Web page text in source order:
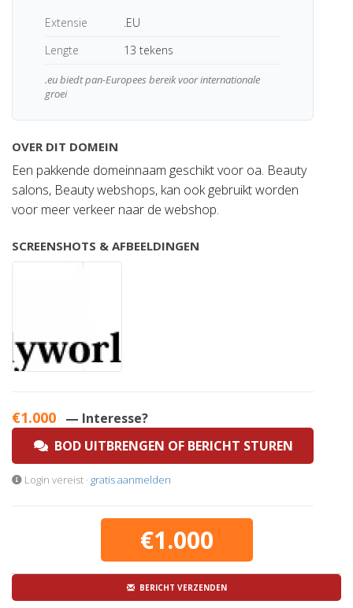
Extensie
.EU
Lengte
13 tekens
.eu biedt pan-Europees bereik voor internationale
groei
OVER DIT DOMEIN
Een pakkende domeinnaam geschikt voor oa. Beauty
salons, Beauty webshops, kan ook gebruikt worden
voor meer verkeer naar de webshop.
SCREENSHOTS & AFBEELDINGEN
€1.000 — Interesse?
BOD UITBRENGEN OF BERICHT STUREN
Login vereist · gratis aanmelden
€1.000
BERICHT VERZENDEN